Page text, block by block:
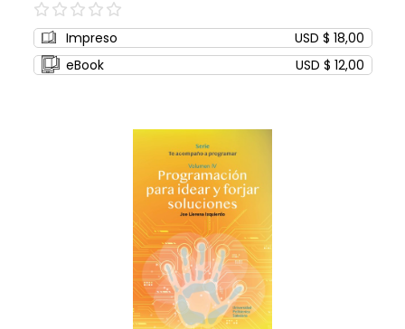
0%
Impreso
USD $ 18,00
eBook
USD $ 12,00